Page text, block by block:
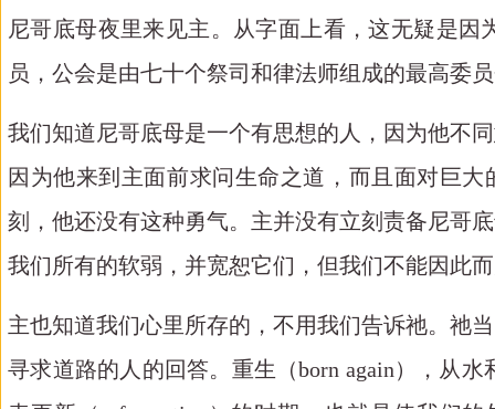
尼哥底母夜里来见主。从字面上看，这无疑是因
员，公会是由七十个祭司和律法师组成的最高委
我们知道尼哥底母是一个有思想的人，因为他不
因为他来到主面前求问生命之道，而且面对巨
刻，他还没有这种勇气。主并没有立刻责备尼哥
我们所有的软弱，并宽恕它们，但我们不能因此
主也知道我们心里所存的，不用我们告诉祂。祂
寻求道路的人的回答。重生（born again），从